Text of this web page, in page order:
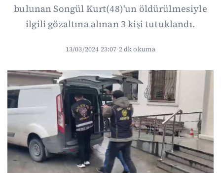
bulunan Songül Kurt(48)'un öldürülmesiyle
ilgili gözaltına alınan 3 kişi tutuklandı.
13/03/2024 23:07·2 dk okuma